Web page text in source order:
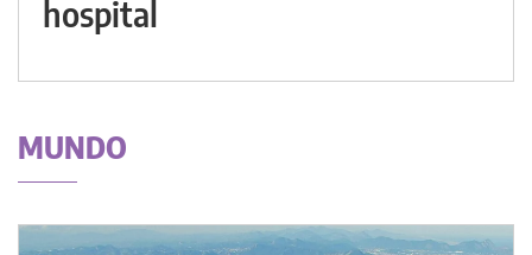
hospital
MUNDO